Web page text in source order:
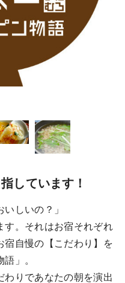
しています！
いしいの？」
す。それはお宿それぞれ
宿自慢の【こだわり】を
」。
わりであなたの朝を演出